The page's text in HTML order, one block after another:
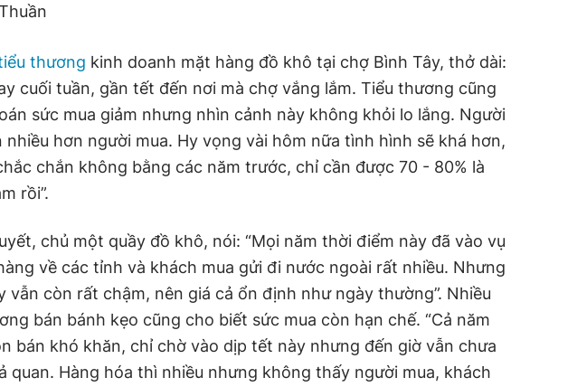
thương kinh doanh mặt hàng đồ khô tại chợ Bình Tây, thở dài:
cuối tuần, gần tết đến nơi mà chợ vắng lắm. Tiểu thương cũng
sức mua giảm nhưng nhìn cảnh này không khỏi lo lắng. Người
nhiều hơn người mua. Hy vọng vài hôm nữa tình hình sẽ khá hơn,
chắn không bằng các năm trước, chỉ cần được 70 - 80% là
rồi”.
chủ một quầy đồ khô, nói: “Mọi năm thời điểm này đã vào vụ
về các tỉnh và khách mua gửi đi nước ngoài rất nhiều. Nhưng
vẫn còn rất chậm, nên giá cả ổn định như ngày thường”. Nhiều
bán bánh kẹo cũng cho biết sức mua còn hạn chế. “Cả năm
bán khó khăn, chỉ chờ vào dịp tết này nhưng đến giờ vẫn chưa
quan. Hàng hóa thì nhiều nhưng không thấy người mua, khách